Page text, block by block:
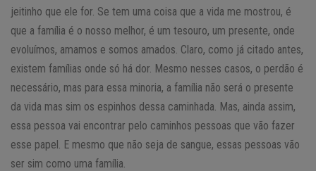
jeitinho que ele for. Se tem uma coisa que a vida me mostrou, é
que a família é o nosso melhor, é um tesouro, um presente, onde
evoluímos, amamos e somos amados. Claro, como já citado antes,
existem famílias onde só há dor. Mesmo nesses casos, o perdão é
necessário, mas para essa minoria, a família não será o presente
da vida mas sim os espinhos dessa caminhada. Mas, ainda assim,
essa pessoa vai encontrar pelo caminhos pessoas que vão fazer
esse papel. E mesmo que não seja de sangue, essas pessoas vão
ser sim como uma família.